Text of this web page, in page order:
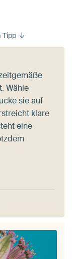
Tipp
Wähle
sie auf
klare
eine